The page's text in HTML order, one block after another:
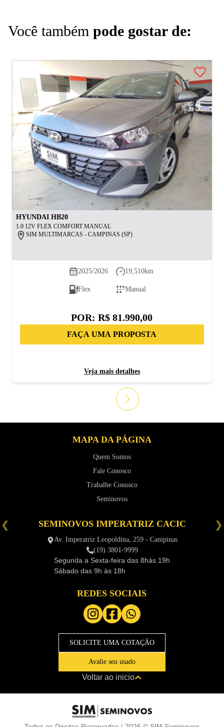
Você também pode gostar de:
HYUNDAI HB20
1.0 12V FLEX COMFORT MANUAL
SIM MULTIMARCAS - CAMPINAS (SP)
2025/2026 19,510km
Flex Manual
POR:R$ 81.990,00
FAÇA UMA PROPOSTA
Veja mais detalhes
MAPA DA PÁGINA
Quem Somos
Fale Conosco
Trabalhe Conosco
Seminovos
SEMINOVOS IMPERATRIZ CACIC
Av. Imperatriz Leopoldina, 259 - Campinas
(19) 3801-9999
Segunda a Sexta-feira das 8hàs 19h
Sábado das 9h às 18h
REDES SOCIAIS
SOLICITE UMA COTAÇÃO
Avalie seu usado
Voltar ao inicio